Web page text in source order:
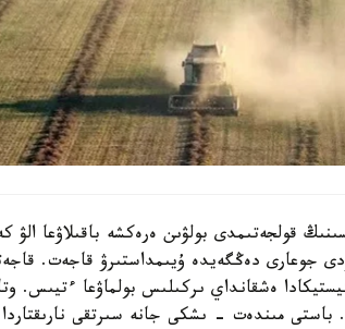
قولجەتىمدى بولۋىن ەرەكشە باقىلاۋعا الۋ
جوعارى دەڭگەيدە ۇيىمداستىرۋ قاجەت.
ەشقانداي ىركىلىس بولماۋعا ءتيىس.
مىندەت - ىشكى جانە سىرتقى